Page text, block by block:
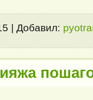
| Добавил: